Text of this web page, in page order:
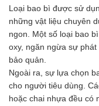
Loại bao bì được sử
những vật liệu chuyên
ngon. Một số loại bao
oxy, ngăn ngừa sự
bảo quản.
Ngoài ra, sự lựa chọn
cho người tiêu dùng.
hoặc chai nhựa đều có